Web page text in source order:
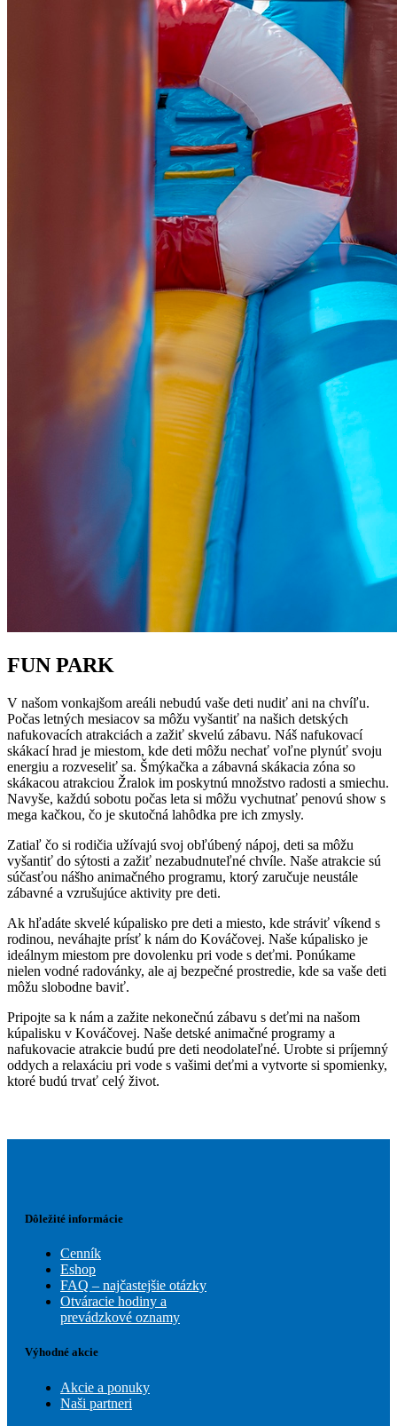
FUN PARK
V našom vonkajšom areáli nebudú vaše deti nudiť ani na chvíľu.
Počas letných mesiacov sa môžu vyšantiť na našich detských
nafukovacích atrakciách a zažiť skvelú zábavu. Náš nafukovací
skákací hrad je miestom, kde deti môžu nechať voľne plynúť svoju
energiu a rozveseliť sa. Šmýkačka a zábavná skákacia zóna so
skákacou atrakciou Žralok im poskytnú množstvo radosti a smiechu.
Navyše, každú sobotu počas leta si môžu vychutnať penovú show s
mega kačkou, čo je skutočná lahôdka pre ich zmysly.
Zatiaľ čo si rodičia užívajú svoj obľúbený nápoj, deti sa môžu
vyšantiť do sýtosti a zažiť nezabudnuteľné chvíle. Naše atrakcie sú
súčasťou nášho animačného programu, ktorý zaručuje neustále
zábavné a vzrušujúce aktivity pre deti.
Ak hľadáte skvelé kúpalisko pre deti a miesto, kde stráviť víkend s
rodinou, neváhajte prísť k nám do Kováčovej. Naše kúpalisko je
ideálnym miestom pre dovolenku pri vode s deťmi. Ponúkame
nielen vodné radovánky, ale aj bezpečné prostredie, kde sa vaše deti
môžu slobodne baviť.
Pripojte sa k nám a zažite nekonečnú zábavu s deťmi na našom
kúpalisku v Kováčovej. Naše detské animačné programy a
nafukovacie atrakcie budú pre deti neodolateľné. Urobte si príjemný
oddych a relaxáciu pri vode s vašimi deťmi a vytvorte si spomienky,
ktoré budú trvať celý život.
Dôležité informácie
Cenník
Eshop
FAQ – najčastejšie otázky
Otváracie hodiny a
prevádzkové oznamy
Výhodné akcie
Akcie a ponuky
Naši partneri